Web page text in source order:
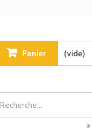
Panier (vide)